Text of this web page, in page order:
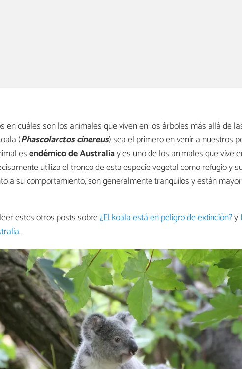
en cuáles son los animales que viven en los árboles más allá de
(Phascolarctos cinereus) sea el primero en venir a nuestros
esendémico de Australiay es uno de los animales que vive
utiliza el tronco de esta especie vegetal como refugio y
a su comportamiento, son generalmente tranquilos y están
estos otros posts sobre¿El koala está en peligro de extinción?y
.